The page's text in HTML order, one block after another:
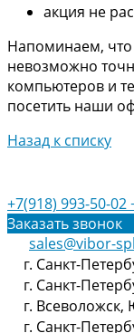
акция не
Напоминаем, что
невозможно
компьютеров и
посетить наши
Назад к списку
+7(918) 993-50-02
Заказать звонок
sales@vibor-
г. Санкт-
г. Санкт-
г.
г. Санкт-